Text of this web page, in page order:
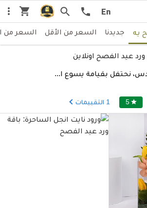
En
call
search
shopping_cart
more_vert
ورد عيد الفصح اونلاين
نحتفل بقيامة يسوع ا...
5 star
1 التقييمات
يه جديدنا السعر من الأقل السعر من